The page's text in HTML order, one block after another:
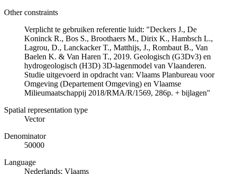
Other constraints
Verplicht te gebruiken referentie luidt: "Deckers J., De
Koninck R., Bos S., Broothaers M., Dirix K., Hambsch L.,
Lagrou, D., Lanckacker T., Matthijs, J., Rombaut B., Van
Baelen K. & Van Haren T., 2019. Geologisch (G3Dv3) en
hydrogeologisch (H3D) 3D-lagenmodel van Vlaanderen.
Studie uitgevoerd in opdracht van: Vlaams Planbureau voor
Omgeving (Departement Omgeving) en Vlaamse
Milieumaatschappij 2018/RMA/R/1569, 286p. + bijlagen"
Spatial representation type
Vector
Denominator
50000
Language
Nederlands; Vlaams